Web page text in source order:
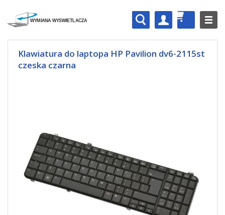
Klawiatura do laptopa HP Pavilion dv6-2115st
czeska czarna